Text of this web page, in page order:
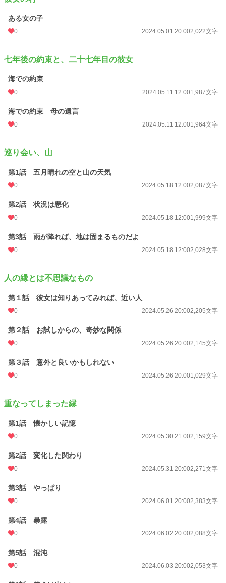
ある女の子
0 2024.05.01 20:002,022文字
七年後の約束と、二十七年目の彼女
海での約束
0 2024.05.11 12:001,987文字
海での約束 母の遺言
0 2024.05.11 12:001,964文字
巡り会い、山
第1話 五月晴れの空と山の天気
0 2024.05.18 12:002,087文字
第2話 状況は悪化
0 2024.05.18 12:001,999文字
第3話 雨が降れば、地は固まるものだよ
0 2024.05.18 12:002,028文字
人の縁とは不思議なもの
第１話 彼女は知りあってみれば、近い人
0 2024.05.26 20:002,205文字
第２話 お試しからの、奇妙な関係
0 2024.05.26 20:002,145文字
第３話 意外と良いかもしれない
0 2024.05.26 20:001,029文字
重なってしまった縁
第1話 懐かしい記憶
0 2024.05.30 21:002,159文字
第2話 変化した関わり
0 2024.05.31 20:002,271文字
第3話 やっぱり
0 2024.06.01 20:002,383文字
第4話 暴露
0 2024.06.02 20:002,088文字
第5話 混沌
0 2024.06.03 20:002,053文字